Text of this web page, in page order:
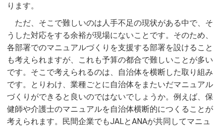
ります。
ただ、そこで難しいのは人手不足の現状がある中で、そ
うした対応をする余裕が現場にないことです。そのため、
各部署でのマニュアルづくりを支援する部署を設けること
も考えられますが、これも予算の都合で難しいことが多い
です。そこで考えられるのは、自治体を横断した取り組み
です。とりわけ、業種ごとに自治体をまたいだマニュアル
づくりができると良いのではないでしょうか。例えば、保
健師や介護士のマニュアルを自治体横断的につくることが
考えられます。民間企業でもJALとANAが共同してマニュ